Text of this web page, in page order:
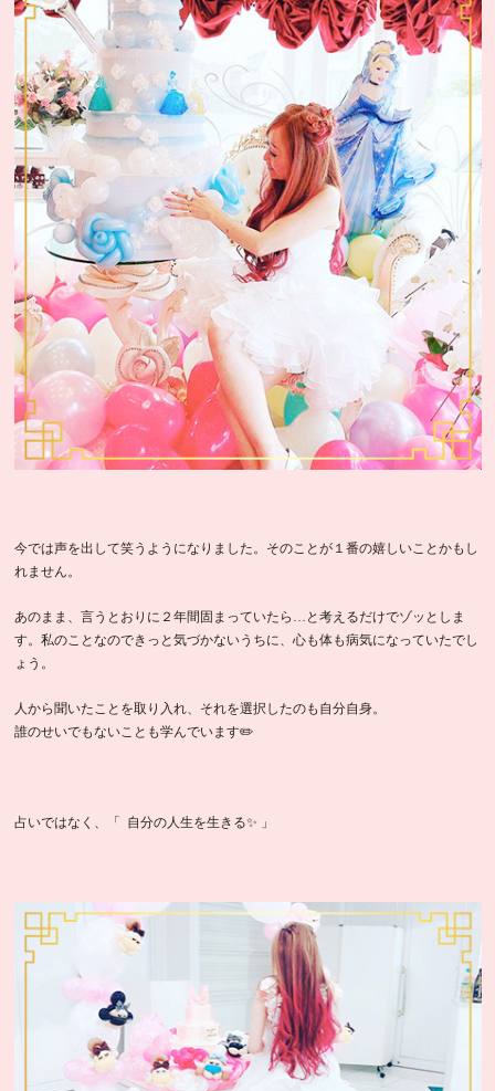
今では声を出して笑うようになりました。そのことが１番の嬉しいことかもし
れません。
あのまま、言うとおりに２年間固まっていたら…と考えるだけでゾッとしま
す。私のことなのできっと気づかないうちに、心も体も病気になっていたでし
ょう。
人から聞いたことを取り入れ、それを選択したのも自分自身。
誰のせいでもないことも学んでいます✏️
占いではなく、「 自分の人生を生きる✨ 」